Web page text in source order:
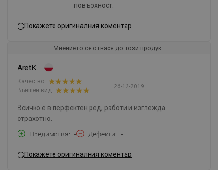
повърхност.
Покажете оригиналния коментар
Мнението се отнася до този продукт
AretK
26-12-2019
Качество:
Външен вид:
Всичко е в перфектен ред, работи и изглежда
страхотно.
Предимства
- Дефекти -
Покажете оригиналния коментар